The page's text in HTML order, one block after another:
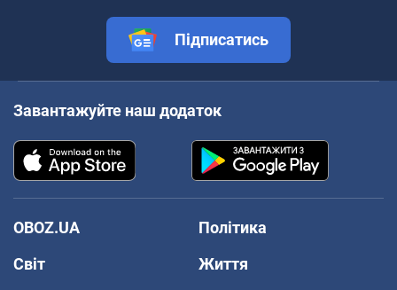
Підписатись
Завантажуйте наш додаток
OBOZ.UA
Політика
Світ
Життя